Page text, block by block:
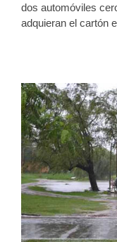
dos automóviles
adquieran el cartón